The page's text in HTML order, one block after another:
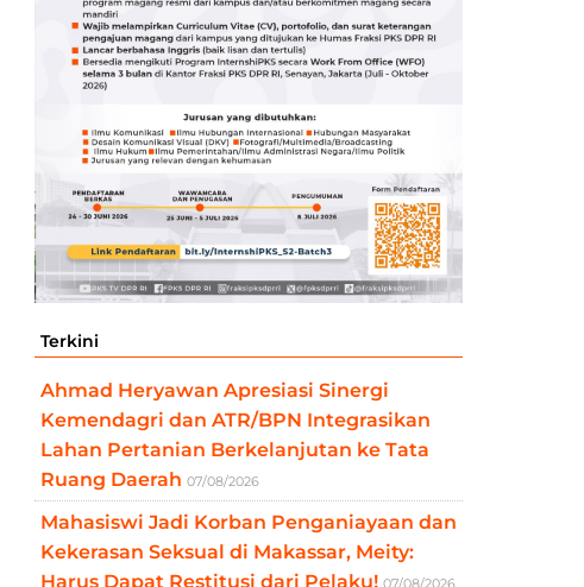
Terkini
Ahmad Heryawan Apresiasi Sinergi
Kemendagri dan ATR/BPN Integrasikan
Lahan Pertanian Berkelanjutan ke Tata
Ruang Daerah 07/08/2026
Mahasiswi Jadi Korban Penganiayaan dan
Kekerasan Seksual di Makassar, Meity:
Harus Dapat Restitusi dari Pelaku! 07/08/2026